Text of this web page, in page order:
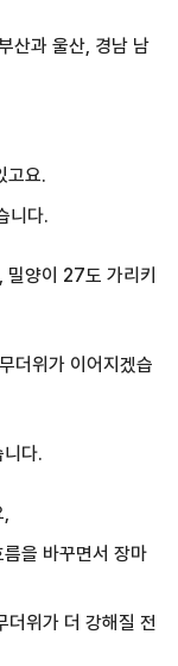
산과 울산, 경남 남
고요.
니다.
밀양이 27도 가리키
더위가 이어지겠습
다.
,
을 바꾸면서 장마
더위가 더 강해질 전